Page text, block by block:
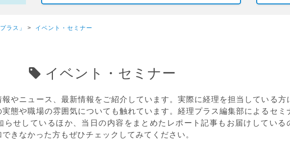
ラス」 > イベント・セミナー
イベント・セミナー
やニュース、最新情報をご紹介しています。実際に経理を担当している方
実態や職場の雰囲気についても触れています。経理プラス編集部によるセミ
らせしているほか、当日の内容をまとめたレポート記事もお届けしている
きなかった方もぜひチェックしてみてください。